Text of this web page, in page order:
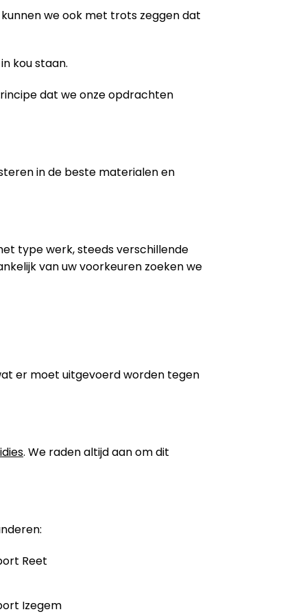
we ook met trots zeggen dat
kou staan.
dat we onze opdrachten
in de beste materialen en
type werk, steeds verschillende
van uw voorkeuren zoeken we
er moet uitgevoerd worden tegen
. We raden altijd aan om dit
Reet
Izegem